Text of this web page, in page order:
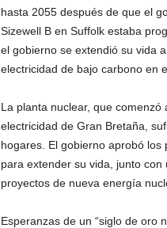
hasta 2055 después de que el
Sizewell B en Suffolk estaba
el gobierno se extendió su vida
electricidad de bajo carbono en
La planta nuclear, que
electricidad de Gran Bretaña,
hogares. El gobierno aprobó los
para extender su vida, junto
proyectos de nueva energía
Esperanzas de un “siglo de oro